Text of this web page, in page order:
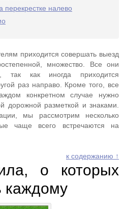
перекрестке налево
приходится совершать выезд
множество. Все они
так как иногда приходится
раз направо. Кроме того, все
конкретном случае нужно
дорожной разметкой и знаками.
мы рассмотрим несколько
чаще всего встречаются на
к содержанию ↑
о которых
каждому